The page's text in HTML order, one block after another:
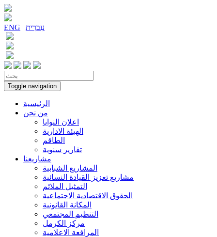
ENG | עִברִית
Toggle navigation
الرئيسية
من نحن
اعلان النوايا
الهيئة الادارية
الطاقم
تقارير سنوية
مشاريعنا
المشاريع الشبابية
مشاريع تعزيز القيادة النسائية
التمثيل الملائم
الحقوق الاقتصادية الاجتماعية
المكانة القانونية
التنظيم المجتمعي
مركز الكرمل
المرافعة الاعلامية